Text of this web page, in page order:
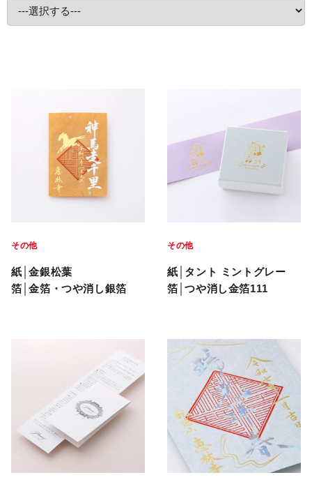
ファイル・カバー その他
その他
紙│金銀松葉
箔│金箔・つや消し銀箔
その他
紙│タント ミントグレー
箔│つや消し金箔111